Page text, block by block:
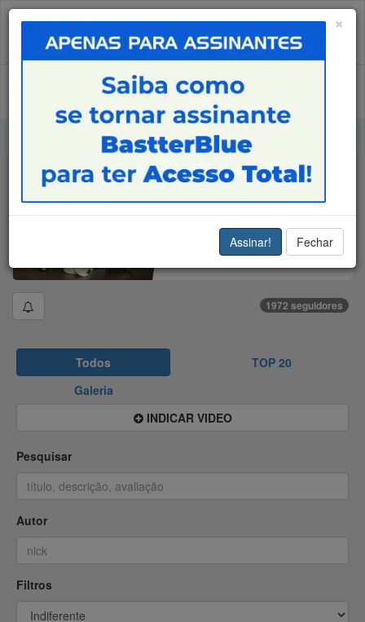
Login Cadastre-se
Bastter System
1972 seguidores
Todos
TOP 20
Galeria
INDICAR VIDEO
Pesquisar
Autor
Filtros
×
Assinar! Fechar